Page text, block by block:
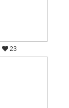
23